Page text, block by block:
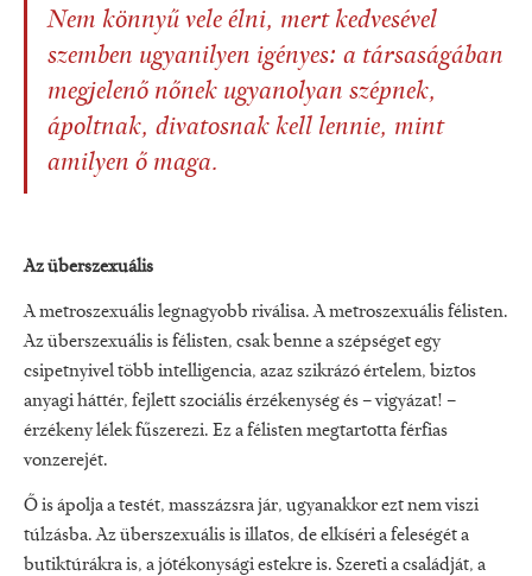
Nem könnyű vele élni, mert kedvesével
szemben ugyanilyen igényes: a társaságában
megjelenő nőnek ugyanolyan szépnek,
ápoltnak, divatosnak kell lennie, mint
amilyen ő maga.
Az überszexuális
A metroszexuális legnagyobb riválisa. A metroszexuális félisten.
Az überszexuális is félisten, csak benne a szépséget egy
csipetnyivel több intelligencia, azaz szikrázó értelem, biztos
anyagi háttér, fejlett szociális érzékenység és – vigyázat! –
érzékeny lélek fűszerezi. Ez a félisten megtartotta férfias
vonzerejét.
Ő is ápolja a testét, masszázsra jár, ugyanakkor ezt nem viszi
túlzásba. Az überszexuális is illatos, de elkíséri a feleségét a
butiktúrákra is, a jótékonysági estekre is. Szereti a családját, a